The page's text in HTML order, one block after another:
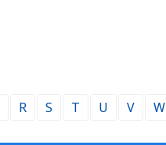
R S T U V W